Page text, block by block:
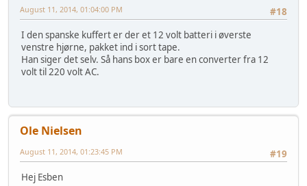
#18
August 11, 2014, 01:04:00 PM
I den spanske kuffert er der et 12 volt batteri i øverste
venstre hjørne, pakket ind i sort tape.
Han siger det selv. Så hans box er bare en converter fra 12
volt til 220 volt AC.
Ole Nielsen
#19
August 11, 2014, 01:23:45 PM
Hej Esben